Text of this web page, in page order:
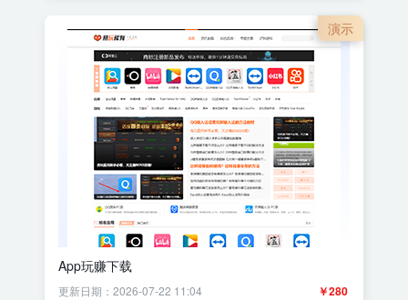
演示
App玩赚下载
￥280
更新日期：2026-07-22 11:04